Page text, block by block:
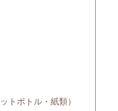
トボトル・紙類）